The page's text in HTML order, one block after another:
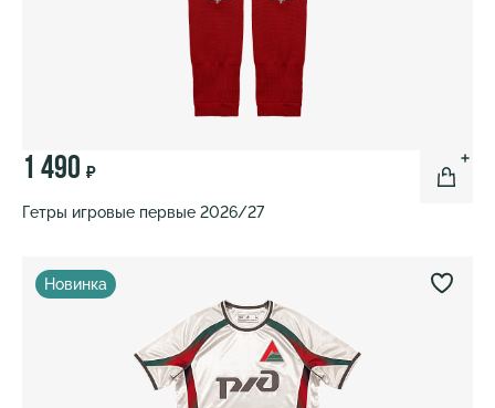
1 490 ₽
Гетры игровые первые 2026/27
Новинка